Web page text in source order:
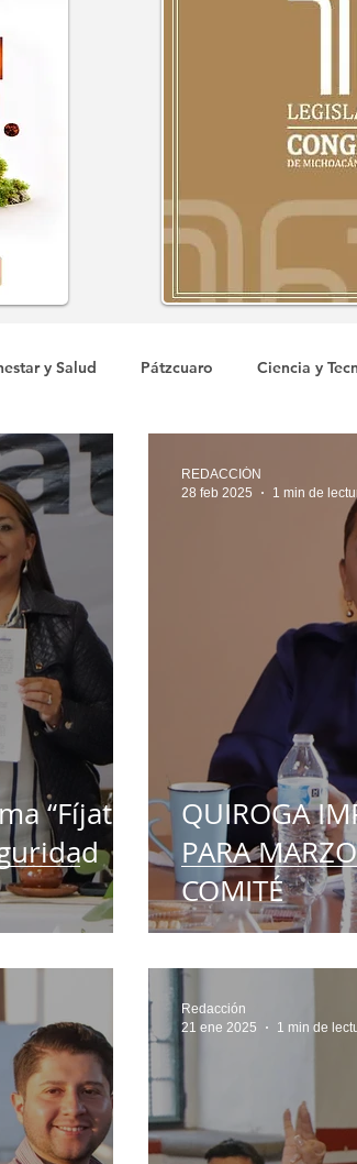
y Salud Pátzcuaro Ciencia y
“Fíjate
QUIROGA
PARA
COMITÉ
REDACCIÓN
28 feb 2025
1 min de
Redacción
21 ene 2025
1 min de